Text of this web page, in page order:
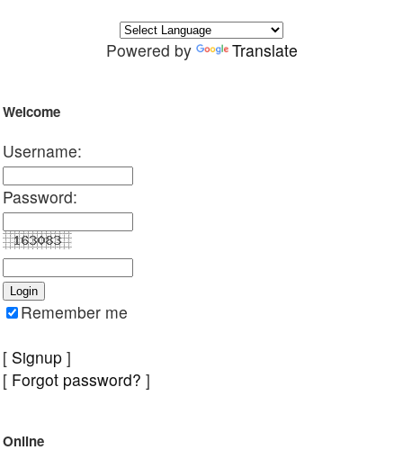
Powered by Translate
Welcome
Username:
Password:
Remember me
[ Signup ]
[ Forgot password? ]
Online